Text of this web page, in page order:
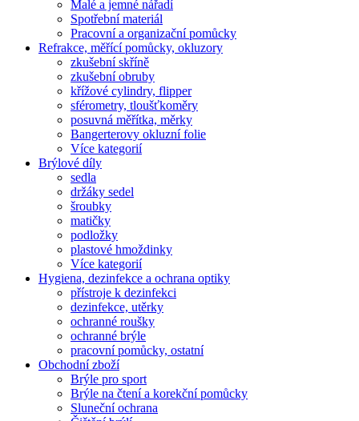
Malé a jemné nářadí
Spotřební materiál
Pracovní a organizační pomůcky
Refrakce, měřící pomůcky, okluzory
zkušební skříně
zkušební obruby
křížové cylindry, flipper
sférometry, tloušťkoměry
posuvná měřítka, měrky
Bangerterovy okluzní folie
Více kategorií
Brýlové díly
sedla
držáky sedel
šroubky
matičky
podložky
plastové hmoždinky
Více kategorií
Hygiena, dezinfekce a ochrana optiky
přístroje k dezinfekci
dezinfekce, utěrky
ochranné roušky
ochranné brýle
pracovní pomůcky, ostatní
Obchodní zboží
Brýle pro sport
Brýle na čtení a korekční pomůcky
Sluneční ochrana